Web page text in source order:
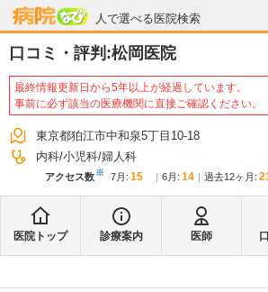
人で選べる医院検索
病院なび
口コミ・評判:松岡医院
最終情報更新日から5年以上が経過しています。
事前に必ず該当の医療機関に直接ご確認ください。
東京都狛江市中和泉5丁目10-18
内科 小児科 婦人科
アクセス数※ 7月 : 15 6月 : 14 過去12ヶ月:
医院トップ 診療案内 医師